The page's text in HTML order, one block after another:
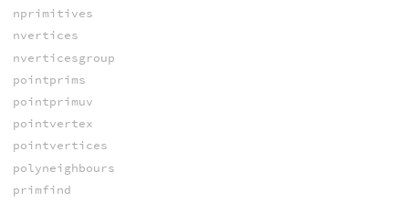
nprimitives
nvertices
nverticesgroup
pointprims
pointprimuv
pointvertex
pointvertices
polyneighbours
primfind